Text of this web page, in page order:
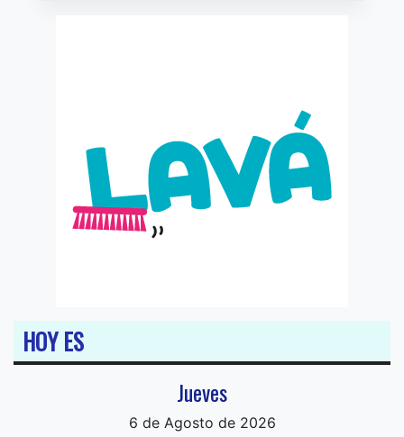
HOY ES
Jueves
6 de Agosto de 2026